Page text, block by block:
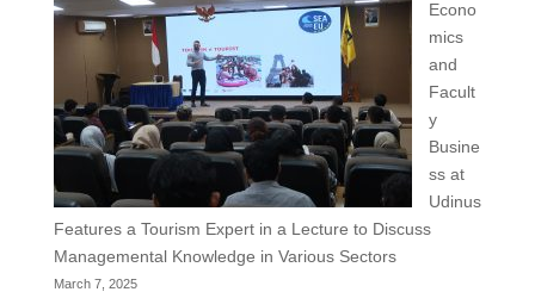
Econo
mics
and
Facult
y
Busine
ss at
Udinus
Features a Tourism Expert in a Lecture to Discuss
Managemental Knowledge in Various Sectors
March 7, 2025